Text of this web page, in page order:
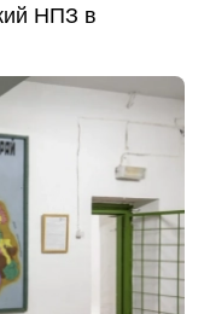
НПЗ в